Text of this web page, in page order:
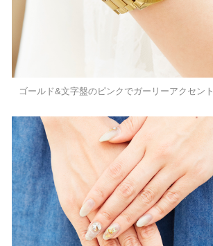
ゴールド&文字盤のピンクでガーリーアクセント